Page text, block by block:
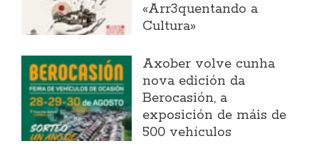
«Arr3quentando a
Cultura»
Axober volve cunha
nova edición da
Berocasión, a
exposición de máis de
500 vehículos